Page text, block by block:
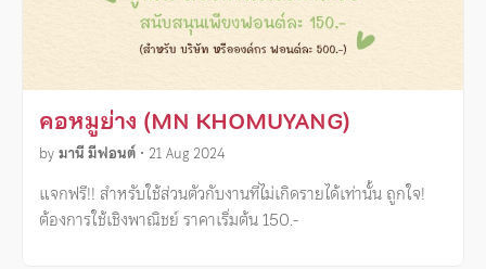
คอหมูย่าง (MN KHOMUYANG)
byมานี มีฟอนต์ • 21 Aug 2024
แจกฟรี!! สำหรับใช้ส่วนตัวกับงานที่ไม่เกิดรายได้เท่านั้น ถูกใจ!
ต้องการใช้เชิงพาณิชย์ ราคาเริ่มต้น 150.-